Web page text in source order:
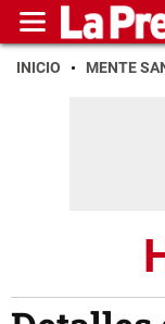
INICIO MENTE